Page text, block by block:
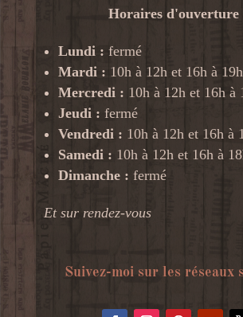
Horaires d'ouverture
Lundi : fermé
Mardi : 10h à 12h et 16h à 19h
Mercredi : 10h à 12h et 16h à
Jeudi : fermé
Vendredi : 10h à 12h et 16h à
Samedi : 10h à 12h et 16h à
Dimanche : fermé
Et sur rendez-vous
Suivez-moi sur les réseaux